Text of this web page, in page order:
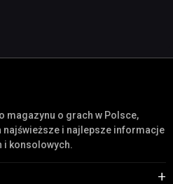
magazynu o grach w Polsce,
najświeższe i najlepsze informacje
i konsolowych.